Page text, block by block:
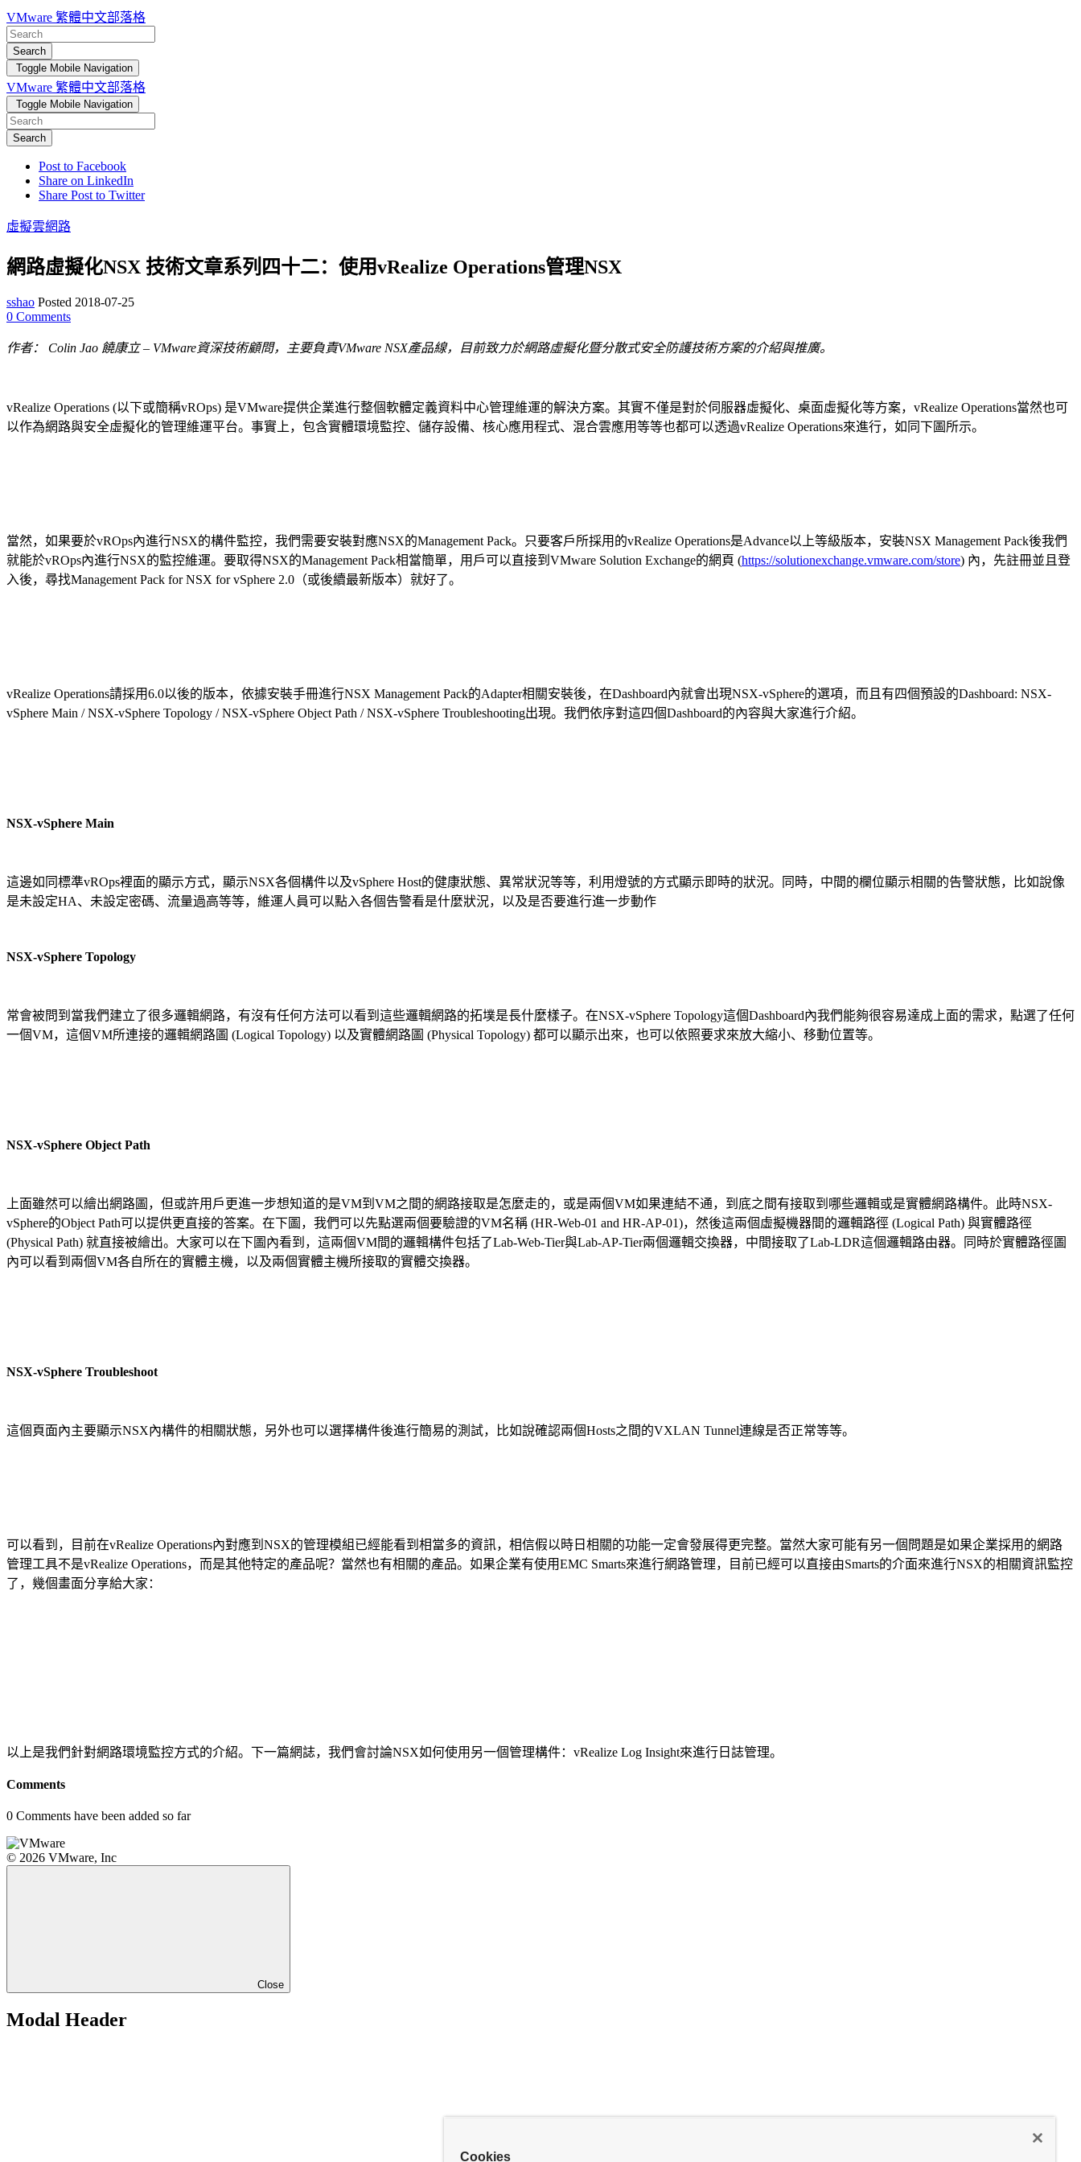
VMware 繁體中文部落格
Search
Toggle Mobile Navigation
VMware 繁體中文部落格
Toggle Mobile Navigation
Search
Post to Facebook
Share on LinkedIn
Share Post to Twitter
虛擬雲網路
網路虛擬化NSX 技術文章系列四十二：使用vRealize Operations管理NSX
sshao Posted 2018-07-25
0 Comments
作者： Colin Jao 饒康立 – VMware資深技術顧問，主要負責VMware NSX產品線，目前致力於網路虛擬化暨分散式安全防護技術方案的介紹與推廣。
vRealize Operations (以下或簡稱vROps) 是VMware提供企業進行整個軟體定義資料中心管理維運的解決方案。其實不僅是對於伺服器虛擬化、桌面虛擬化等方案，vRealize Operations當然也可
以作為網路與安全虛擬化的管理維運平台。 事實上，包含實體環境監控、儲存設備、核心應用程式、混合雲應用等等也都可以透過vRealize Operations來進行，如同下圖所示。
當然，如果要於vROps內進行NSX的構件監控，我們需要安裝對應NSX的Management Pack。只要客戶所採用的vRealize Operations是Advance以上等級版本，安裝NSX Management Pack後我們
就能於vROps內進行NSX的監控維運。要取得NSX的Management Pack相當簡單，用戶可以直接到VMware Solution Exchange的網頁 (https://solutionexchange.vmware.com/store) 內，先註冊並且登
入後，尋找Management Pack for NSX for vSphere 2.0（或後續最新版本）就好了。
vRealize Operations請採用6.0以後的版本，依據安裝手冊進行NSX Management Pack的Adapter相關安裝後，在Dashboard內就會出現NSX-vSphere的選項，而且有四個預設的Dashboard: NSX-
vSphere Main / NSX-vSphere Topology / NSX-vSphere Object Path / NSX-vSphere Troubleshooting出現。我們依序對這四個Dashboard的內容與大家進行介紹。
NSX-vSphere Main
這邊如同標準vROps裡面的顯示方式，顯示NSX各個構件以及vSphere Host的健康狀態、異常狀況等等，利用燈號的方式顯示即時的狀況。同時，中間的欄位顯示相關的告警狀態，比如說像
是未設定HA、未設定密碼、流量過高等等，維運人員可以點入各個告警看是什麼狀況，以及是否要進行進一步動作
NSX-vSphere Topology
常會被問到當我們建立了很多邏輯網路，有沒有任何方法可以看到這些邏輯網路的拓墣是長什麼樣子。在NSX-vSphere Topology這個Dashboard內我們能夠很容易達成上面的需求，點選了任何
一個VM，這個VM所連接的邏輯網路圖 (Logical Topology) 以及實體網路圖 (Physical Topology) 都可以顯示出來，也可以依照要求來放大縮小、移動位置等。
NSX-vSphere Object Path
上面雖然可以繪出網路圖，但或許用戶更進一步想知道的是VM到VM之間的網路接取是怎麼走的，或是兩個VM如果連結不通，到底之間有接取到哪些邏輯或是實體網路構件。此時NSX-
vSphere的Object Path可以提供更直接的答案。在下圖，我們可以先點選兩個要驗證的VM名稱 (HR-Web-01 and HR-AP-01)，然後這兩個虛擬機器間的邏輯路徑 (Logical Path) 與實體路徑
(Physical Path) 就直接被繪出。大家可以在下圖內看到，這兩個VM間的邏輯構件包括了Lab-Web-Tier與Lab-AP-Tier兩個邏輯交換器，中間接取了Lab-LDR這個邏輯路由器。同時於實體路徑圖
內可以看到兩個VM各自所在的實體主機，以及兩個實體主機所接取的實體交換器。
NSX-vSphere Troubleshoot
這個頁面內主要顯示NSX內構件的相關狀態，另外也可以選擇構件後進行簡易的測試，比如說確認兩個Hosts之間的VXLAN Tunnel連線是否正常等等。
可以看到，目前在vRealize Operations內對應到NSX的管理模組已經能看到相當多的資訊，相信假以時日相關的功能一定會發展得更完整。當然大家可能有另一個問題是如果企業採用的網路
管理工具不是vRealize Operations，而是其他特定的產品呢？當然也有相關的產品。如果企業有使用EMC Smarts來進行網路管理，目前已經可以直接由Smarts的介面來進行NSX的相關資訊監控
了，幾個畫面分享給大家：
以上是我們針對網路環境監控方式的介紹。下一篇網誌，我們會討論NSX如何使用另一個管理構件：vRealize Log Insight來進行日誌管理。
Comments
0 Comments have been added so far
© 2026 VMware, Inc
Close
Modal Header
Cookies